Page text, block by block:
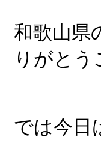
和歌山県
りがとう
では今日